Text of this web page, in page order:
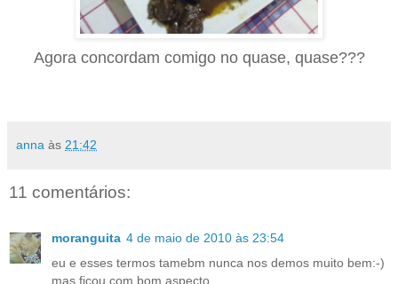
Agora concordam comigo no quase, quase???
anna às 21:42
11 comentários:
moranguita 4 de maio de 2010 às 23:54
eu e esses termos tamebm nunca nos demos muito bem:-)
mas ficou com bom aspecto